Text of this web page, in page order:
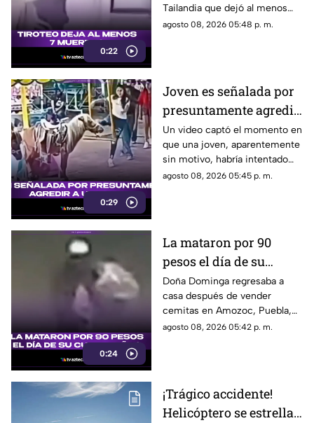
0:22
Tailandia que dejó al menos
siete personas muertas, entre
agosto 08, 2026 05:48 p. m.
0:29
Joven es señalada por
presuntamente agredir
a un pony en feria de
Pueblo Mágico
Un video captó el momento en
que una joven, aparentemente
sin motivo, habría intentado
agredir a un pequeño pony.
agosto 08, 2026 05:45 p. m.
0:24
La mataron por 90
pesos el día de su
cumpleaños; Este es el
caso de Doña Dominga
Doña Dominga regresaba a
casa después de vender
cemitas en Amozoc, Puebla,
cuando presuntamente un
agosto 08, 2026 05:42 p. m.
¡Trágico accidente!
Helicóptero se estrella